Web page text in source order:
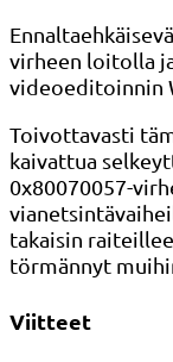
virheen loitolla
videoeditoinnin
Toivottavasti
kaivattua
0x80070057-
takaisin
törmännyt
Viitteet